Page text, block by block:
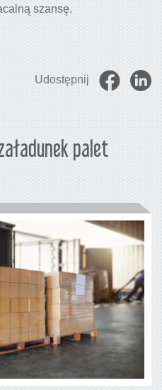
szansę.
Udostępnij
palet